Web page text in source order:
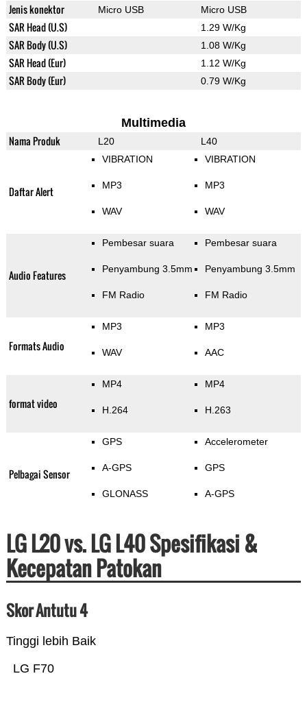
Jenis konektor Micro USB Micro USB
SAR Head (U.S) 1.29 W/Kg
SAR Body (U.S) 1.08 W/Kg
SAR Head (Eur) 1.12 W/Kg
SAR Body (Eur) 0.79 W/Kg
Multimedia
Nama Produk L20 L40
Daftar Alert
VIBRATION
MP3
WAV
VIBRATION
MP3
WAV
Audio Features
Pembesar suara
Penyambung 3.5mm
FM Radio
Pembesar suara
Penyambung 3.5mm
FM Radio
Formats Audio
MP3
WAV
MP3
AAC
format video
MP4
H.264
MP4
H.263
Pelbagai Sensor
GPS
A-GPS
GLONASS
Accelerometer
GPS
A-GPS
LG L20 vs. LG L40 Spesifikasi &
Kecepatan Patokan
Skor Antutu 4
Tinggi lebih Baik
LG F70